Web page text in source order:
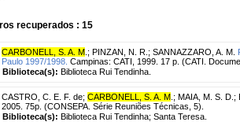
recuperados : 15
CARBONELL, S. A. M ; PINZAN, N. R. ; SANNAZZARO, A. M.
Paulo 1997/1998. Campinas: CATI, 1999. 17 p. (CATI.
Biblioteca(s): Biblioteca Rui Tendinha.
CASTRO, C. E. F. de; CARBONELL, S. A. M ; MAIA, M. S. D. ;
2005. 75p. (CONSEPA. Série Reuniões Técnicas, 5).
Biblioteca(s): Biblioteca Rui Tendinha; Santa Teresa.